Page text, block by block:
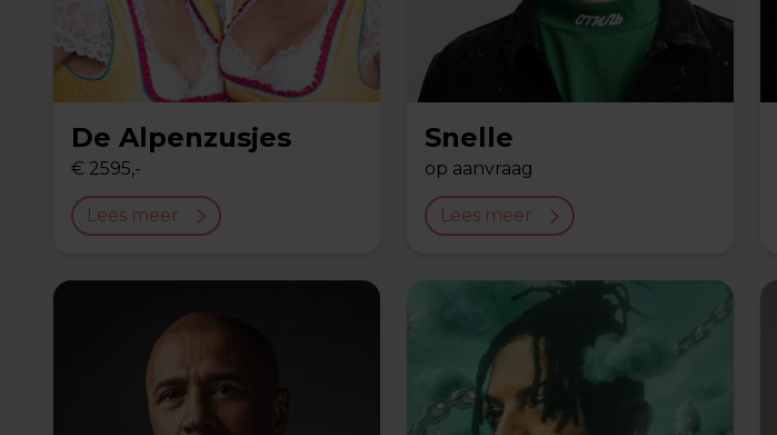
De Alpenzusjes
€ 2595,-
Lees meer
Snelle
op aanvraag
Lees meer